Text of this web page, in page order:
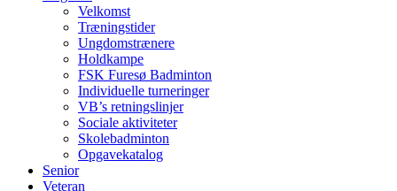
Velkomst
Træningstider
Ungdomstrænere
Holdkampe
FSK Furesø Badminton
Individuelle turneringer
VB’s retningslinjer
Sociale aktiviteter
Skolebadminton
Opgavekatalog
Senior
Veteran